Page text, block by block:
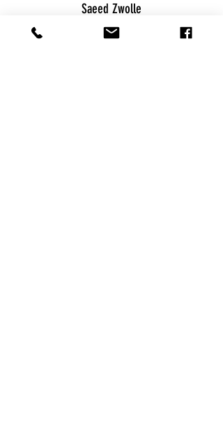
Saeed Zwolle
Burg. Drijbersingel 25